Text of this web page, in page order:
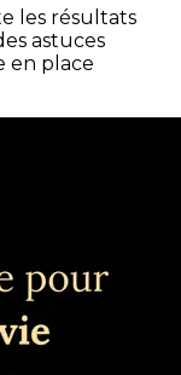
les résultats
astuces
en place